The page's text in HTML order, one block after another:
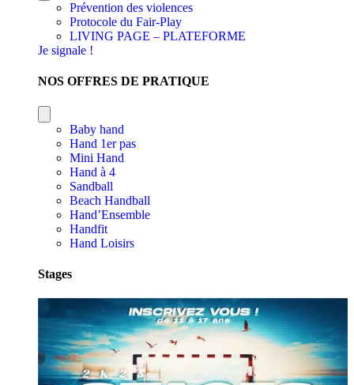
Prévention des violences
Protocole du Fair-Play
LIVING PAGE – PLATEFORME
Je signale !
NOS OFFRES DE PRATIQUE
Baby hand
Hand 1er pas
Mini Hand
Hand à 4
Sandball
Beach Handball
Hand’Ensemble
Handfit
Hand Loisirs
Stages